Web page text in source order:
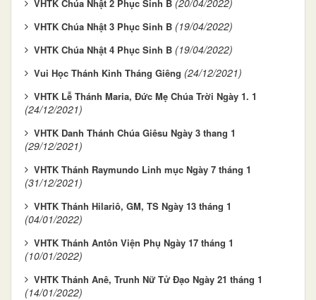
VHTK Chúa Nhật 2 Phục Sinh B
VHTK Chúa Nhật 3 Phục Sinh B (19/04/2022)
VHTK Chúa Nhật 4 Phục Sinh B (19/04/2022)
Vui Học Thánh Kinh Tháng Giêng (24/12/2021)
VHTK Lễ Thánh Maria, Đức Mẹ Chúa Trời Ngày 1. 1
(24/12/2021)
VHTK Danh Thánh Chúa Giêsu Ngày 3 thang 1
(29/12/2021)
VHTK Thánh Raymundo Linh mục Ngày 7 tháng 1
(31/12/2021)
VHTK Thánh Hilariô, GM, TS Ngày 13 tháng 1
(04/01/2022)
VHTK Thánh Antôn Viện Phụ Ngày 17 tháng 1
(10/01/2022)
VHTK Thánh Anê, Trunh Nữ Tử Đạo Ngày 21 tháng 1
(14/01/2022)